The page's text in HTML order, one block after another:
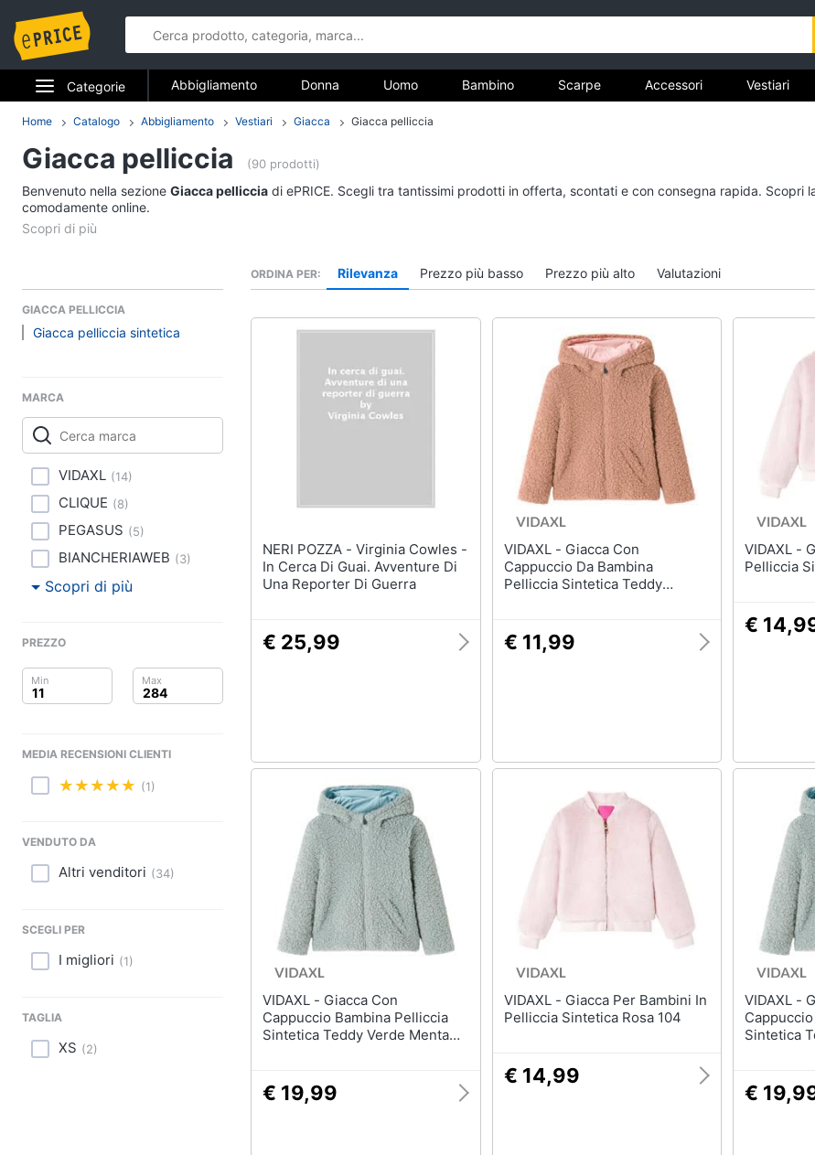
Categorie
Elettrodomestici
Informatica
Telefonia
Smart home
Videogiochi
Arredo
Salute e igiene
Fotografia
Abbigliamento
Animali
Abbigliamento
Felpa donna
Vedi tutti
Giacca uomo
Vedi tutti
Copertina neonato
Vedi tutti
Accessori
Sigaretta elettronica
Pantaloni
Vedi tutti
Orologi donna
Abbigliamento Donna Uomo Bambino Scarpe Accessori Vestiari
Gioielli
Home Catalogo Abbigliamento Vestiari Giacca Giacca pelliccia
Giacca pelliccia (90 prodotti)
Benvenuto nella sezione Giacca pelliccia di ePRICE. Scegli tra tantissimi prodotti in offerta, scontati e con consegna rapida. Scopri
comodamente online.
GIACCA PELLICCIA
Giacca pelliccia sintetica
MARCA
VIDAXL (14)
CLIQUE (8)
PEGASUS (5)
BIANCHERIAWEB (3)
Scopri di più
PREZZO
MEDIA RECENSIONI CLIENTI
(1)
VENDUTO DA
Altri venditori (34)
SCEGLI PER
I migliori (1)
TAGLIA
XS (2)
ORDINA PER Rilevanza Prezzo più basso Prezzo più alto Valutazioni
NERI POZZA - Virginia Cowles -
In Cerca Di Guai. Avventure Di
Una Reporter Di Guerra
€ 25,99
VIDAXL - Giacca Con
Cappuccio Da Bambina
Pelliccia Sintetica Teddy
€ 11,99
VIDAXL - Giacca Per Bambini In
Pelliccia
€
VIDAXL - Giacca Con
Cappuccio Bambina Pelliccia
Sintetica Teddy Verde Menta
€ 19,99
VIDAXL - Giacca Per Bambini In
Pelliccia Sintetica Rosa 104
€ 14,99
VIDAXL - Giacca Con
Sintetica
€